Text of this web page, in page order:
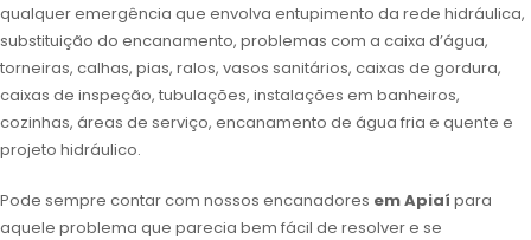
qualquer emergência que envolva entupimento da rede hidráulica,
substituição do encanamento, problemas com a caixa d’água,
torneiras, calhas, pias, ralos, vasos sanitários, caixas de gordura,
caixas de inspeção, tubulações, instalações em banheiros,
cozinhas, áreas de serviço, encanamento de água fria e quente e
projeto hidráulico.
Pode sempre contar com nossos encanadores em Apiaí para
aquele problema que parecia bem fácil de resolver e se